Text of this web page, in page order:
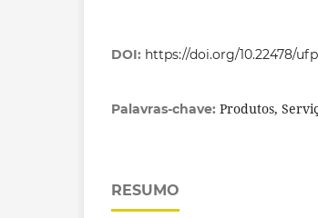
DOI: https://doi.org/10.22478/
Palavras-chave: Produtos,
RESUMO